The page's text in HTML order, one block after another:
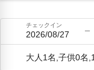
チェックイン
2026/08/27
大人1名,子供0名